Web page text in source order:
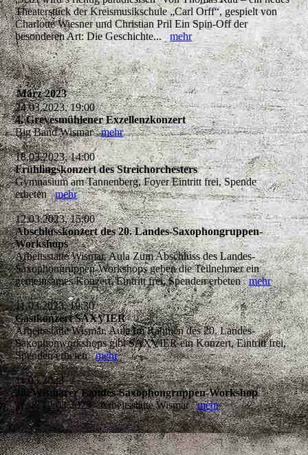
Theaterstück der Kreismusikschule „Carl Orff“, gespielt von
Charlotte Wiesner und Christian Pril Ein Spin-Off der
besonderen Art: Die Geschichte...mehr
März 2023
24.03.2023, 19:00
4. Grevesmühlener Exzellenzkonzert
Big Band Wismarmehr
18.03.2023, 14:00
Frühlingskonzert des Streichorchesters
Gymnasium am Tannenberg, Foyer Eintritt frei, Spende
erbetenmehr
12.03.2023, 15:00
Abschlusskonzert des 20. Landes-Saxophongruppen-
Workshops
Arbeitsstätte Wismar, Aula Zum Abschluss des Landes-
Saxophongruppen-Workshops geben die Teilnehmer ein
gemeinsames Konzert. Eintritt frei, Spenden erbetenmehr
11.03.2023, 19:30
Gastkonzert SAXVIER
Arbeitsstätte Wismar, Aula Im Rahmen des 20. Landes-
Saxophonworkshops gibt SAXVIER ein Konzert, Eintritt frei,
Spenden erbetenmehr
11.03.2023
20. Wismarer Landes-Saxophongruppen-Workshop
11. & 12.03.2023 - Arbeitsstätte Wismarmehr